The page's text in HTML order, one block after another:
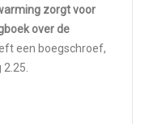
zorgt voor
over de
een boegschroef,